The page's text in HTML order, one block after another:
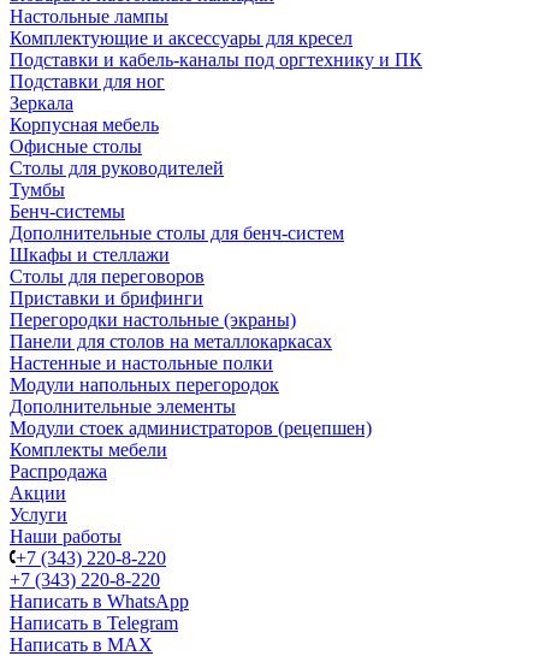
Настольные лампы
Комплектующие и аксессуары для кресел
Подставки и кабель-каналы под оргтехнику и ПК
Подставки для ног
Зеркала
Корпусная мебель
Офисные столы
Столы для руководителей
Тумбы
Бенч-системы
Дополнительные столы для бенч-систем
Шкафы и стеллажи
Столы для переговоров
Приставки и брифинги
Перегородки настольные (экраны)
Панели для столов на металлокаркасах
Настенные и настольные полки
Модули напольных перегородок
Дополнительные элементы
Модули стоек администраторов (рецепшен)
Комплекты мебели
Распродажа
Акции
Услуги
Наши работы
+7 (343) 220-8-220
+7 (343) 220-8-220
Написать в WhatsApp
Написать в Telegram
Написать в MAX